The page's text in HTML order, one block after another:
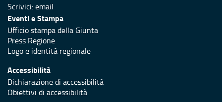
Scrivici:email
Eventi e Stampa
Ufficio stampa della Giunta
Press Regione
Logo e identità regionale
Accessibilità
Dichiarazione di accessibilità
Obiettivi di accessibilità